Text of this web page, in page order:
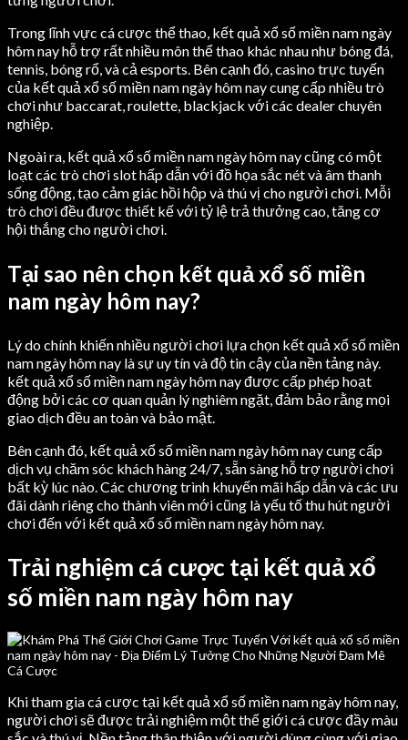
Trong lĩnh vực cá cược thể thao, kết quả xổ số miền nam ngày
hôm nay hỗ trợ rất nhiều môn thể thao khác nhau như bóng đá,
tennis, bóng rổ, và cả esports. Bên cạnh đó, casino trực tuyến
của kết quả xổ số miền nam ngày hôm nay cung cấp nhiều trò
chơi như baccarat, roulette, blackjack với các dealer chuyên
nghiệp.
Ngoài ra, kết quả xổ số miền nam ngày hôm nay cũng có một
loạt các trò chơi slot hấp dẫn với đồ họa sắc nét và âm thanh
sống động, tạo cảm giác hồi hộp và thú vị cho người chơi. Mỗi
trò chơi đều được thiết kế với tỷ lệ trả thưởng cao, tăng cơ
hội thắng cho người chơi.
Tại sao nên chọn kết quả xổ số miền
nam ngày hôm nay?
Lý do chính khiến nhiều người chơi lựa chọn kết quả xổ số miền
nam ngày hôm nay là sự uy tín và độ tin cậy của nền tảng này.
kết quả xổ số miền nam ngày hôm nay được cấp phép hoạt
động bởi các cơ quan quản lý nghiêm ngặt, đảm bảo rằng mọi
giao dịch đều an toàn và bảo mật.
Bên cạnh đó, kết quả xổ số miền nam ngày hôm nay cung cấp
dịch vụ chăm sóc khách hàng 24/7, sẵn sàng hỗ trợ người chơi
bất kỳ lúc nào. Các chương trình khuyến mãi hấp dẫn và các ưu
đãi dành riêng cho thành viên mới cũng là yếu tố thu hút người
chơi đến với kết quả xổ số miền nam ngày hôm nay.
Trải nghiệm cá cược tại kết quả xổ
số miền nam ngày hôm nay
Khi tham gia cá cược tại kết quả xổ số miền nam ngày hôm nay,
người chơi sẽ được trải nghiệm một thế giới cá cược đầy màu